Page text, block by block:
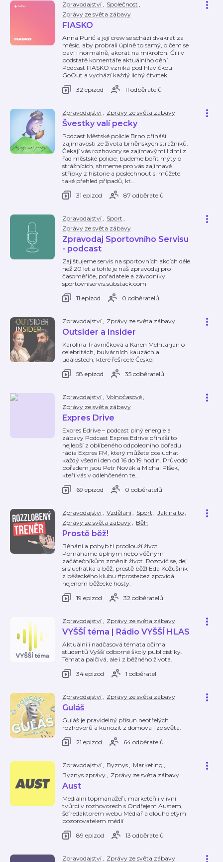
Zpravodajství, Společnost ,
Zprávy ze světa zábavy
FIASKO
Anna Purić a její crew se schází dvakrát za
měsíc, aby probrali úplně to samý, o čem se
baví i normálně, akorát na mikrofon. Čili v
podstatě komentáře aktuálního dění.
Podcast FIASKO vzniká pod hlavičkou
GoOut a vychází každý lichý čtvrtek.
32 epizod
11 odběratelů
Zpravodajství, Zprávy ze světa zábavy
Švestky valí pecky
Podcast Městské policie Brno přináší
zajímavosti ze života brněnských strážníků.
Čekají vás rozhovory se zajímavými lidmi z
řad městské policie, budeme bořit mýty o
strážnících, shrneme pro vás zajímavé
střípky z historie a poslechnout si můžete
také přehled případů, kt…
31 epizod
87 odběratelů
Zpravodajství, Sport ,
Zprávy ze světa zábavy
Zpravodaj Sportovního Servisu
- podcast
Zajištujeme servis na sportovních akcích déle
než 20 let a tohle je náš zpravodaj pro
časoměřiče, pořadatele a závodníky.
sportovniservis.substack.com
11 epizod
0 odběratelů
Zpravodajství, Zprávy ze světa zábavy
Outsider a Insider
Karolína Trávníčková a Karen Mchitarjan o
celebritách, bulvárních kauzách a
událostech, které řeší celé Česko.
58 epizod
35 odběratelů
Zpravodajství, Volnočasové,
Zprávy ze světa zábavy
Expres Drive
Expres Edrive – podcast plný energie a
zábavy Podcast Expres Edrive přináší to
nejlepší z oblíbeného odpoledního pořadu
rádia Expres FM, který můžete posluchat
každý všední den od 16 do 19 hodin. Průvodci
pořadem jsou Petr Novák a Michal Plšek,
kteří vás v odlehčeném te…
69 epizod
0 odběratelů
Zpravodajství, Vzdělání, Sport , Jak na to,
Zprávy ze světa zábavy, Běh
Prostě běž!
Běhání a pohyb ti prodlouží život.
Pomáháme úplným nebo věčným
začátečníkům změnit život. Rozcvič se, dej
si sluchátka a běž, prostě běž! Eda Kožušník
z běžeckého klubu #prostebez zpovídá
nejenom běžecké hosty.
19 epizod
32 odběratelů
Zpravodajství, Zprávy ze světa zábavy
VYŠŠÍ téma | Rádio VYŠŠÍ HLAS
Aktuální i nadčasová témata očima
studentů Vyšší odborné školy publicistiky.
Témata palčivá, ale i z běžného života.
34 epizod
1 odběratel
Zpravodajství, Zprávy ze světa zábavy
Guláš
Guláš je pravidelný přísun neotřelých
rozhovorů a kuriozit z domova i ze světa.
21 epizod
64 odběratelů
Zpravodajství, Byznys, Marketing ,
Byznys zprávy, Zprávy ze světa zábavy
Aust
Mediální topmanažeři, marketéři i vlivní
tvůrci v rozhovorech s Ondřejem Austem,
šéfredaktorem webu Médiář a dlouholetým
pozorovatelem médií
89 epizod
13 odběratelů
Zpravodajství, Zprávy ze světa zábavy